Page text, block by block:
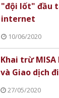
"đội lốt" đầu
internet
10/06/2020
Khai trừ MISA
và Giao dịch
27/05/2020